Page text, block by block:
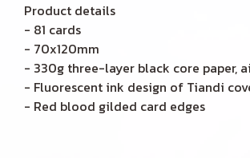
Product details
- 81 cards
- 70x120mm
- 330g three-layer black core paper,
- Fluorescent ink design of Tiandi
- Red blood gilded card edges